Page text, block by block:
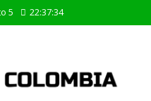
5 22:37:35